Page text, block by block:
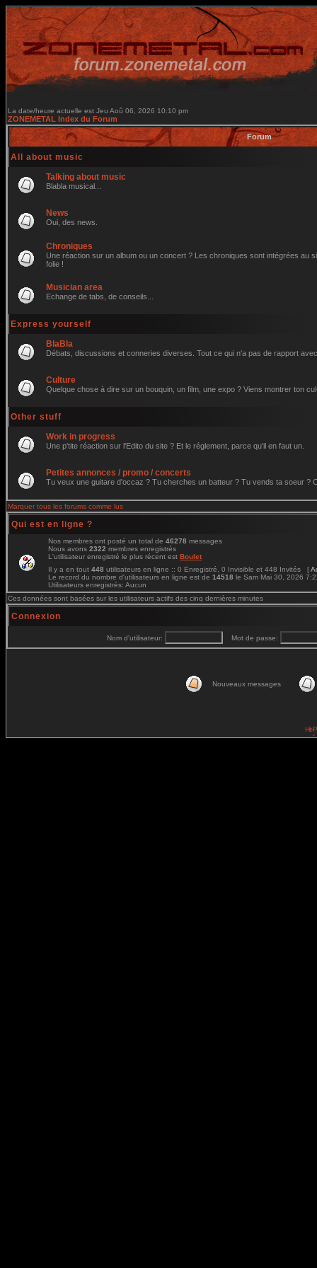
La date/heure actuelle est Jeu Aoû 06, 2026 10:10 pm
ZONEMETAL Index du Forum
Forum
All about music
Talking about music
Blabla musical...
News
Oui, des news.
Chroniques
Une réaction sur un album ou un concert ? Les chroniques sont intégrées au
folie !
Musician area
Echange de tabs, de conseils...
Express yourself
BlaBla
Débats, discussions et conneries diverses. Tout ce qui n'a pas de rapport
Culture
Quelque chose à dire sur un bouquin, un film, une expo ? Viens montrer ton
Other stuff
Work in progress
Une p'tite réaction sur l'Edito du site ? Et le réglement, parce qu'il en faut un.
Petites annonces / promo / concerts
Tu veux une guitare d'occaz ? Tu cherches un batteur ? Tu vends ta soeur ?
Marquer tous les forums comme lus
Qui est en ligne ?
Nos membres ont posté un total de 46278 messages
Nous avons 2322 membres enregistrés
L'utilisateur enregistré le plus récent est Boulet
Il y a en tout 448 utilisateurs en ligne :: 0 Enregistré, 0 Invisible et 448 Invités [
Le record du nombre d'utilisateurs en ligne est de 14518 le Sam Mai 30, 2026
Utilisateurs enregistrés: Aucun
Ces données sont basées sur les utilisateurs actifs des cinq dernières minutes
Connexion
Nom d'utilisateur: Mot de passe:
Nouveaux messages